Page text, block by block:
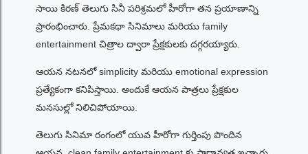
సాయి కిరణ్ తెలుగు సినీ పరిశ్రమలో హీరోగా తన ప్రయాణాన్ని
ప్రారంభించారు. ప్రేమకథా సినిమాలు మరియు family
entertainment చిత్రాల ద్వారా ప్రేక్షకులకు దగ్గరయ్యారు.
ఆయన నటనలో simplicity మరియు emotional expression
ప్రత్యేకంగా కనిపిస్తాయి. అందుకే ఆయన పాత్రలు ప్రేక్షకుల
మనసుల్లో నిలిచిపోయాయి.
తెలుగు సినిమా రంగంలో యువ హీరోగా గుర్తింపు పొందిన